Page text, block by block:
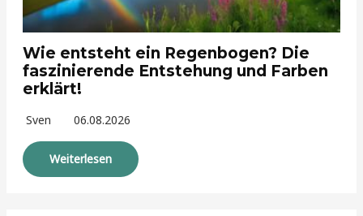
Wie entsteht ein Regenbogen? Die
faszinierende Entstehung und Farben
erklärt!
Sven 06.08.2026
Weiterlesen